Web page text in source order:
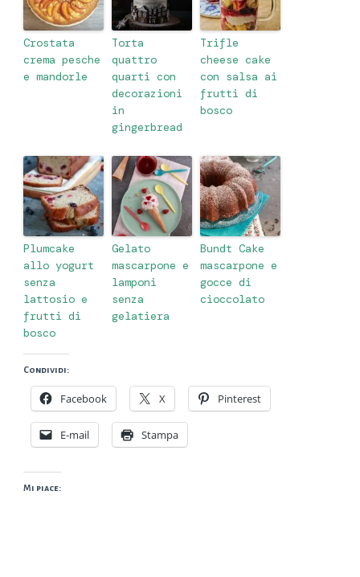
Crostata
crema pesche
e mandorle
Torta
quattro
quarti con
decorazioni
in
gingerbread
Trifle
cheese cake
con salsa ai
frutti di
bosco
Plumcake
allo yogurt
senza
lattosio e
frutti di
bosco
Gelato
mascarpone e
lamponi
senza
gelatiera
Bundt Cake
mascarpone e
gocce di
cioccolato
Condividi:
Facebook X Pinterest
E-mail Stampa
Mi piace: